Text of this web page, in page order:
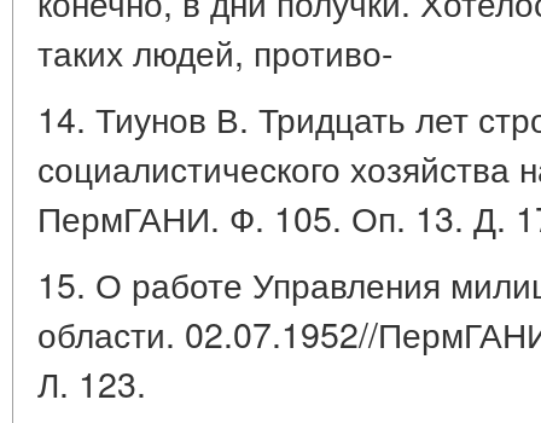
таких людей, противо-
14. Тиунов В. Тридцать лет
социалистического
ПермГАНИ. Ф. 105. Оп. 13. Д.
15. О работе Управления
области. 02.07.1952//
Л. 123.